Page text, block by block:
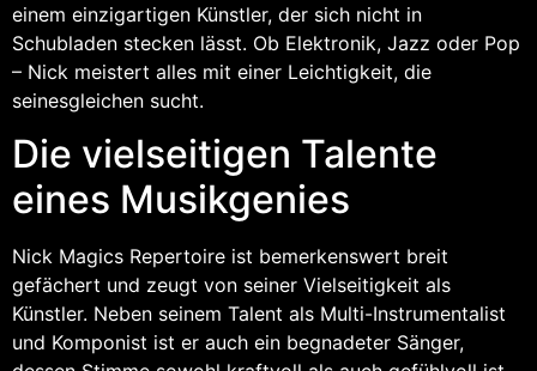
einem einzigartigen Künstler, der sich nicht in
Schubladen stecken lässt. Ob Elektronik, Jazz oder Pop
– Nick meistert alles mit einer Leichtigkeit, die
seinesgleichen sucht.
Die vielseitigen Talente
eines Musikgenies
Nick Magics Repertoire ist bemerkenswert breit
gefächert und zeugt von seiner Vielseitigkeit als
Künstler. Neben seinem Talent als Multi-Instrumentalist
und Komponist ist er auch ein begnadeter Sänger,